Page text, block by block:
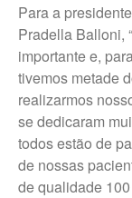
Para a
Pradella Balloni,
importante e,
tivemos metade
realizarmos
se dedicaram
todos estão de
de nossas
de qualidade